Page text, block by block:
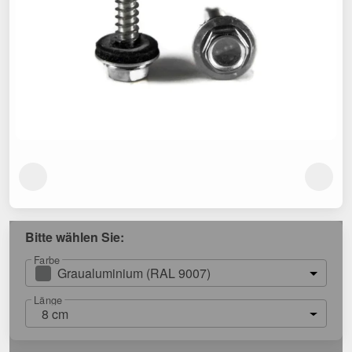
Bitte wählen Sie:
Farbe
Graualuminium (RAL 9007)
Länge
8 cm